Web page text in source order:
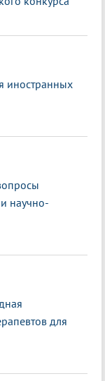
иностранных
научно-
для